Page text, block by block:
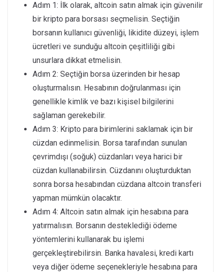
Adım 1: İlk olarak, altcoin satın almak için güvenilir
bir kripto para borsası seçmelisin. Seçtiğin
borsanın kullanıcı güvenliği, likidite düzeyi, işlem
ücretleri ve sunduğu altcoin çeşitliliği gibi
unsurlara dikkat etmelisin.
Adım 2: Seçtiğin borsa üzerinden bir hesap
oluşturmalısın. Hesabının doğrulanması için
genellikle kimlik ve bazı kişisel bilgilerini
sağlaman gerekebilir.
Adım 3: Kripto para birimlerini saklamak için bir
cüzdan edinmelisin. Borsa tarafından sunulan
çevrimdışı (soğuk) cüzdanları veya harici bir
cüzdan kullanabilirsin. Cüzdanını oluşturduktan
sonra borsa hesabından cüzdana altcoin transferi
yapman mümkün olacaktır.
Adım 4: Altcoin satın almak için hesabına para
yatırmalısın. Borsanın desteklediği ödeme
yöntemlerini kullanarak bu işlemi
gerçekleştirebilirsin. Banka havalesi, kredi kartı
veya diğer ödeme seçenekleriyle hesabına para